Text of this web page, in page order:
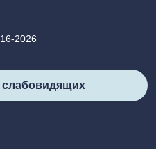
2026
слабовидящих